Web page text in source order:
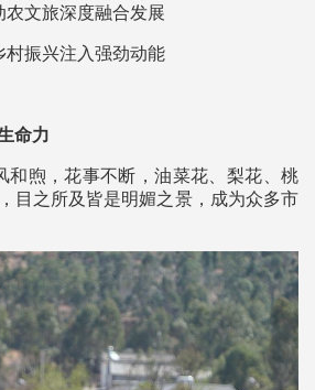
农文旅深度融合发展
村振兴注入强劲动能
命力
和煦，花事不断，油菜花、梨花、桃
目之所及皆是明媚之景，成为众多市